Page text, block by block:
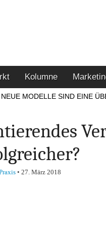
Kolumne
NEUE MODELLE SIND EINE
• 27. März 2018